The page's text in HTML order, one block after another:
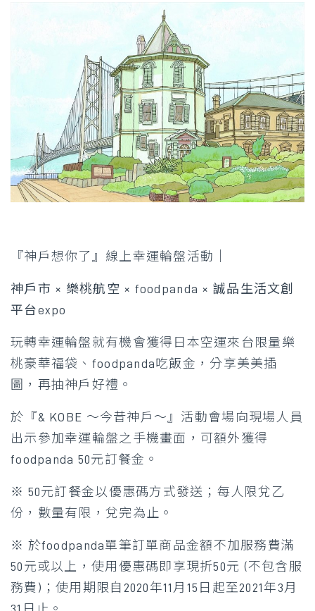
『神戶想你了』線上幸運輪盤活動│
神戶市 × 樂桃航空 × foodpanda × 誠品生活文創
平台expo
玩轉幸運輪盤就有機會獲得日本空運來台限量樂
桃豪華福袋、foodpanda吃飯金，分享美美插
圖，再抽神戶好禮。
於『& KOBE ～今昔神戶～』活動會場向現場人員
出示參加幸運輪盤之手機畫面，可額外獲得
foodpanda 50元訂餐金。
※ 50元訂餐金以優惠碼方式發送；每人限兌乙
份，數量有限，兌完為止。
※ 於foodpanda單筆訂單商品金額不加服務費滿
50元或以上，使用優惠碼即享現折50元 (不包含服
務費)；使用期限自2020年11月15日起至2021年3月